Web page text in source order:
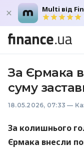
Multi від
За Єрмака
суму
18.05.2026, 07:33 —
За колишнього
Єрмака внесли